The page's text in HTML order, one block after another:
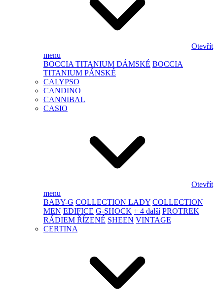
Otevřít
menu
BOCCIA TITANIUM DÁMSKÉ BOCCIA
TITANIUM PÁNSKÉ
CALYPSO
CANDINO
CANNIBAL
CASIO
Otevřít
menu
BABY-G COLLECTION LADY COLLECTION
MEN EDIFICE G-SHOCK + 4 další PROTREK
RÁDIEM ŘÍZENÉ SHEEN VINTAGE
CERTINA